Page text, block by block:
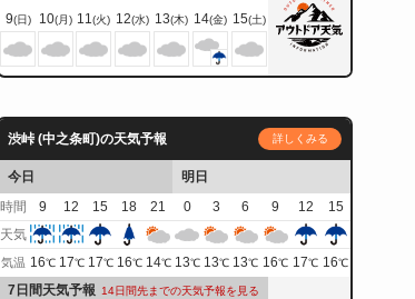
9(日) 10(月) 11(火) 12(水) 13(木) 14(金) 15(土)
渋峠 (中之条町)の天気予報 詳しくみる
今日
明日
時間
9 12 15 18 21 0 3 6 9 12
15
天気
気温 16℃ 17℃ 17℃ 16℃ 14℃ 13℃ 13℃ 13℃ 16℃ 17℃ 16℃
7日間天気予報 14日間先までの天気予報を見る